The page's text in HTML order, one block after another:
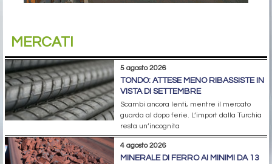
MERCATI
5 agosto 2026
TONDO: ATTESE MENO RIBASSISTE IN
VISTA DI SETTEMBRE
Scambi ancora lenti, mentre il mercato
guarda al dopo ferie. L’import dalla Turchia
resta un’incognita
4 agosto 2026
MINERALE DI FERRO AI MINIMI DA 13